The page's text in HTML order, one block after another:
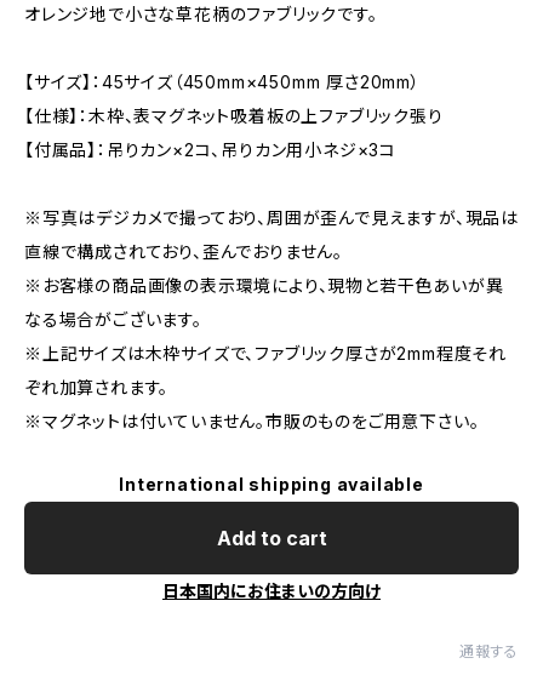
オレンジ地で小さな草花柄のファブリックです。
【サイズ】：45サイズ（450mm×450mm 厚さ20mm）
【仕様】：木枠、表マグネット吸着板の上ファブリック張り
【付属品】：吊りカン×2コ、吊りカン用小ネジ×3コ
※写真はデジカメで撮っており、周囲が歪んで見えますが、現品は
直線で構成されており、歪んでおりません。
※お客様の商品画像の表示環境により、現物と若干色あいが異
なる場合がございます。
※上記サイズは木枠サイズで、ファブリック厚さが2mm程度それ
ぞれ加算されます。
※マグネットは付いていません。市販のものをご用意下さい。
International shipping available
Add to cart
日本国内にお住まいの方向け
通報する